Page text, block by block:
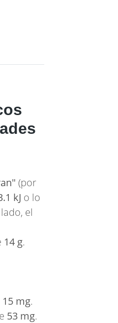
(por
kJ o lo
el
14 g.
15 mg.
53 mg.